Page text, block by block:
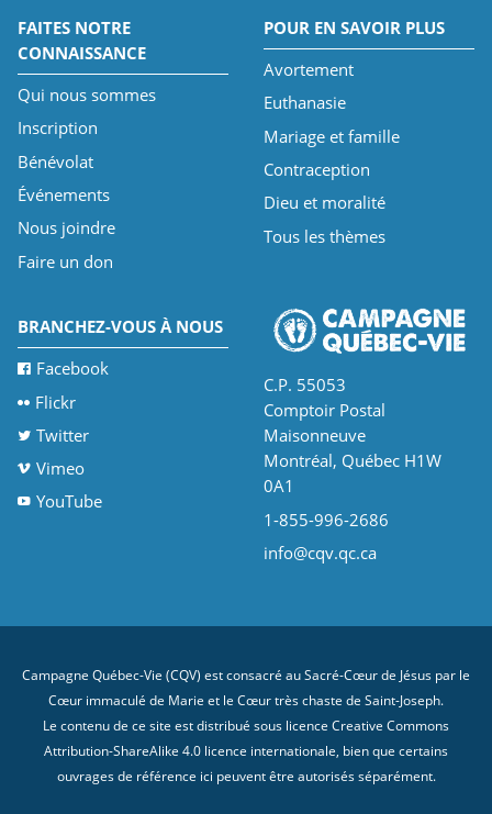
FAITES NOTRE
CONNAISSANCE
Qui nous sommes
Inscription
Bénévolat
Événements
Nous joindre
Faire un don
POUR EN SAVOIR PLUS
Avortement
Euthanasie
Mariage et famille
Contraception
Dieu et moralité
Tous les thèmes
BRANCHEZ-VOUS À NOUS
Facebook
Flickr
Twitter
Vimeo
YouTube
C.P. 55053
Comptoir Postal
Maisonneuve
Montréal, Québec H1W
0A1
1-855-996-2686
info@cqv.qc.ca
Campagne Québec-Vie (CQV) est consacré au Sacré-Cœur de Jésus par le
Cœur immaculé de Marie et le Cœur très chaste de Saint-Joseph.
Le contenu de ce site est distribué sous licence Creative Commons
Attribution-ShareAlike 4.0 licence internationale, bien que certains
ouvrages de référence ici peuvent être autorisés séparément.